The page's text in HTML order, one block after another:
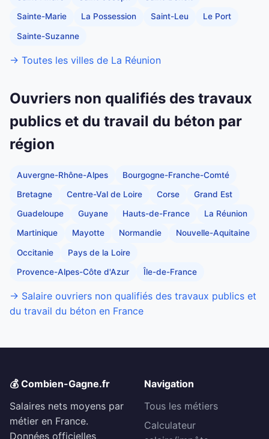
Sainte-Marie La Possession Saint-Leu Le Port
Sainte-Suzanne
→ Toutes les villes de La Réunion
Ouvriers non qualifiés des travaux
publics et du travail du béton par
région
Auvergne-Rhône-Alpes Bourgogne-Franche-Comté
Bretagne Centre-Val de Loire Corse Grand Est
Guadeloupe Guyane Hauts-de-France La Réunion
Martinique Mayotte Normandie Nouvelle-Aquitaine
Occitanie Pays de la Loire
Provence-Alpes-Côte d'Azur Île-de-France
→ Salaire ouvriers non qualifiés des travaux publics et
du travail du béton en France
💰 Combien-Gagne.fr
Salaires nets moyens par
métier en France.
Données officielles
Navigation
Tous les métiers
Calculateur